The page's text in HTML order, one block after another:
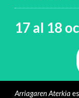
17 al 18
Arriagaren Aterkia